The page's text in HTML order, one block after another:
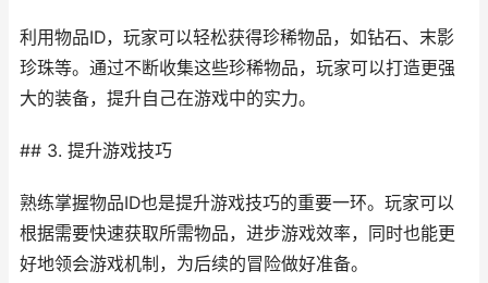
利用物品ID，玩家可以轻松获得珍稀物品，如钻石、末影
珍珠等。通过不断收集这些珍稀物品，玩家可以打造更强
大的装备，提升自己在游戏中的实力。
## 3. 提升游戏技巧
熟练掌握物品ID也是提升游戏技巧的重要一环。玩家可以
根据需要快速获取所需物品，进步游戏效率，同时也能更
好地领会游戏机制，为后续的冒险做好准备。